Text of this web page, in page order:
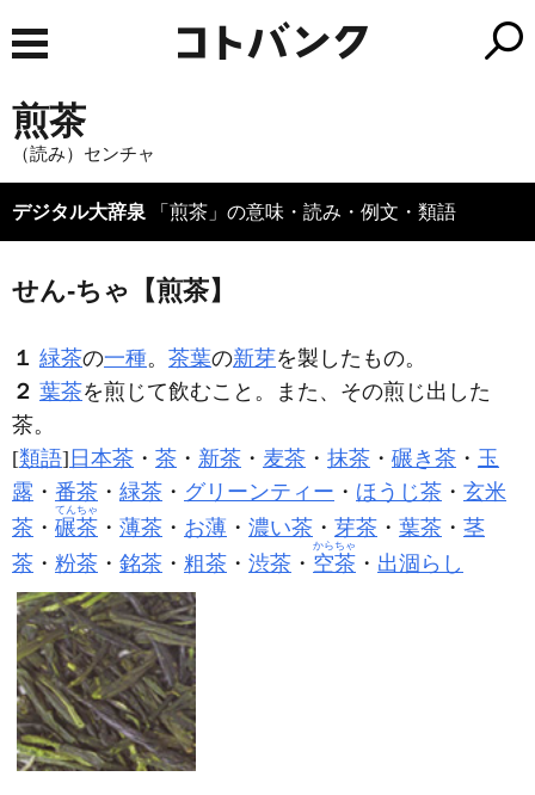
煎茶
（読み）センチャ
デジタル大辞泉 「煎茶」の意味・読み・例文・類語
せん‐ちゃ【煎茶】
１ 緑茶の一種。 茶葉の新芽を製したもの。
２ 葉茶を煎じて飲むこと。また、その煎じ出した
茶。
[類語] 日本茶 ・ 茶 ・ 新茶 ・ 麦茶 ・ 抹茶 ・ 碾き茶 ・ 玉
露 ・ 番茶 ・ 緑茶 ・ グリーンティー ・ ほうじ茶 ・ 玄米
茶 ・ 碾茶
てんちゃ
・ 薄茶 ・ お薄 ・ 濃い茶 ・ 芽茶 ・ 葉茶 ・ 茎
茶 ・ 粉茶 ・ 銘茶 ・ 粗茶 ・ 渋茶 ・ 空茶
からちゃ
・ 出涸らし